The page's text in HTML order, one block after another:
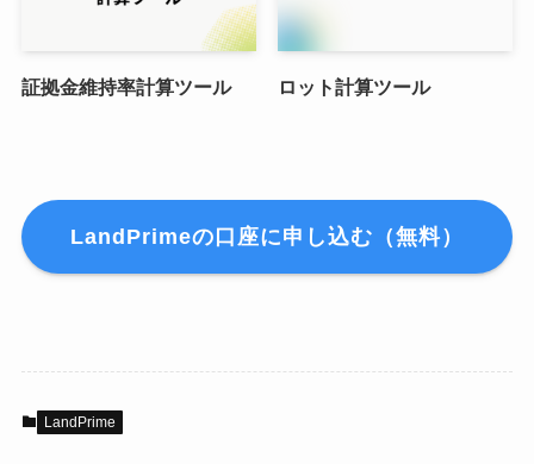
証拠金維持率計算ツール ロット計算ツール
LandPrimeの口座に申し込む（無料）
LandPrime